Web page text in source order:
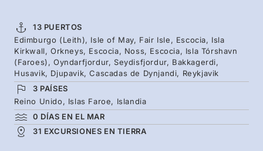
hasta la isla de Fair, con su legado vikingo, y
los antiguos brochs de las islas Orcadas y
Shetland. Contemple las piedras oscilantes de
las Islas Feroe y, a continuación, descubra
Islandia, con sus costas repletas de
madrigueras de frailecillos, las ballenas
jorobadas de Húsavík y las cataratas de
13 PUERTOS
Edimburgo (Leith), Isle of May, Fair Isle, Escocia, Isla
Kirkwall, Orkneys, Escocia, Noss, Escocia, Isla Tórshavn
(Faroes), Oyndarfjordur, Seydisfjordur, Bakkagerdi,
Husavik, Djupavik, Cascadas de Dynjandi, Reykjavik
3 PAÍSES
Reino Unido, Islas Faroe, Islandia
0 DÍAS EN EL MAR
31 EXCURSIONES EN TIERRA